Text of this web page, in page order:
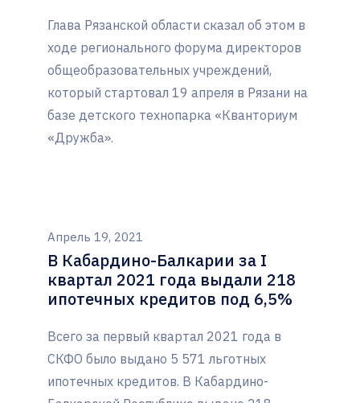
Глава Рязанской области сказал об этом в
ходе регионального форума директоров
общеобразовательных учреждений,
который стартовал 19 апреля в Рязани на
базе детского технопарка «Кванториум
«Дружба».
Апрель 19, 2021
В Кабардино-Балкарии за I
квартал 2021 года выдали 218
ипотечных кредитов под 6,5%
Всего за первый квартал 2021 года в
СКФО было выдано 5 571 льготных
ипотечных кредитов. В Кабардино-